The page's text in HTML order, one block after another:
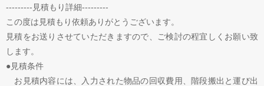
---------見積もり詳細---------
この度は見積もり依頼ありがとうございます。
見積をお送りさせていただきますので、ご検討の程宜しくお願い致
します。
●見積条件
お見積内容には、入力された物品の回収費用、階段搬出と運び出